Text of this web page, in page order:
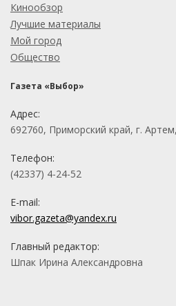
Кинообзор
Лучшие материалы
Мой город
Общество
Газета «Выбор»
Адрес:
692760, Приморский край, г.
Телефон:
(42337) 4-24-52
E-mail:
vibor.gazeta@yandex.ru
Главный редактор:
Шпак Ирина Александровна